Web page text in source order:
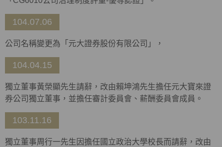
104.07.06
公司名稱變更為「元大證券股份有限公司」，
104.04.15
獨立董事黃榮顯先生請辭，改由賴坤鴻先生擔任元大寶來證
券公司獨立董事，並擔任審計委員會、薪酬委員會成員。
103.11.16
獨立董事周行一先生因擔任國立政治大學校長而請辭，改由